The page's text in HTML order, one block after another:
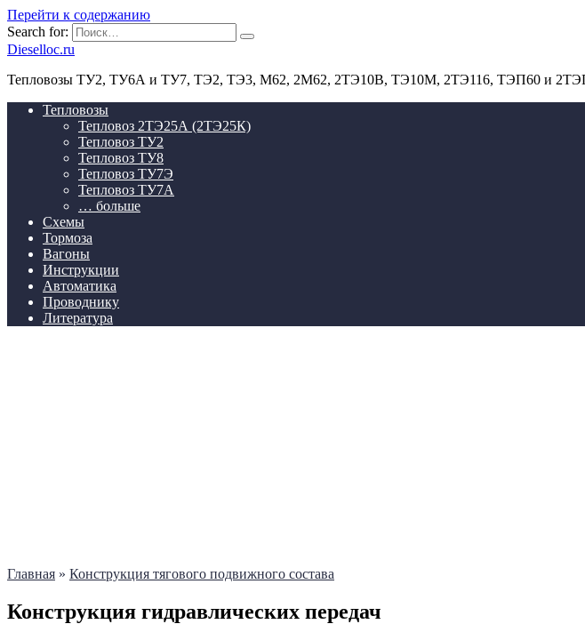
Перейти к содержанию
Search for:
Dieselloc.ru
Тепловозы ТУ2, ТУ6А и ТУ7, ТЭ2, ТЭ3, М62, 2М62, 2ТЭ10В, ТЭ10М, 2ТЭ116, ТЭП60 и
Тепловозы
Тепловоз 2ТЭ25А (2ТЭ25К)
Тепловоз ТУ2
Тепловоз ТУ8
Тепловоз ТУ7Э
Тепловоз ТУ7А
… больше
Схемы
Тормоза
Вагоны
Инструкции
Автоматика
Проводнику
Литература
Главная » Конструкция тягового подвижного состава
Конструкция гидравлических передач